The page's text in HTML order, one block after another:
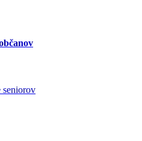
seniorov